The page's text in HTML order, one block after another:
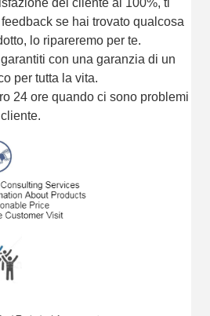
se hai trovato qualcosa
lo ripareremo per te.
con una garanzia di un
per tutta la vita.
24 ore quando ci sono problemi